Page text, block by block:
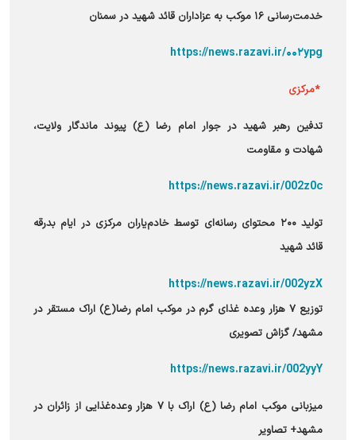
خدمت‌رسانی ۱۶ موکب به عزاداران قائد شهید در سمنان
https://news.razavi.ir/۰۰۲ypg
*مرکزی
تدفین رهبر شهید در جوار امام رضا (ع) پیوند ماندگار ولایت،
شهادت و مقاومت
https://news.razavi.ir/002z0c
تولید ۲۰۰ محتوای رسانه‌ای توسط خادم‌یاران مرکزی در ایام بدرقه
قائد شهید
https://news.razavi.ir/002yzX
توزیع ۷ هزار وعده غذای گرم در موکب امام رضا(ع) اراک مستقر در
مشهد/ گزاش تصویری
https://news.razavi.ir/002yyY
میزبانی موکب امام رضا (ع) اراک با ۷ هزار وعده‌غذایی از زائران در
مشهد+ تصاویر